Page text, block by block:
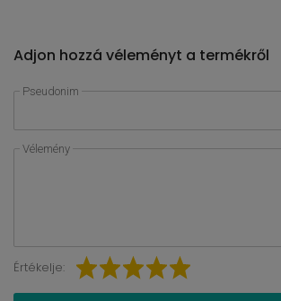
Adjon hozzá véleményt a termékről
Pseudonim
Vélemény
Értékelje: